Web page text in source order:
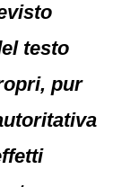
testo
pur